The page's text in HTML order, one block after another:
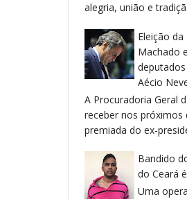
alegria, união e
Eleição
Machado
Aécio
A Procuradoria Geral
receber nos próximos
premiada do ex-
Bandido
do Ceará
Uma